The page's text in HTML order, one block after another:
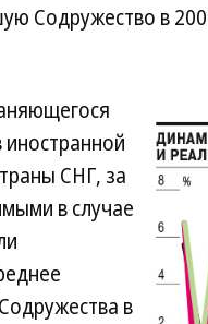
Содружество в
иностранной
СНГ, за
в случае
в